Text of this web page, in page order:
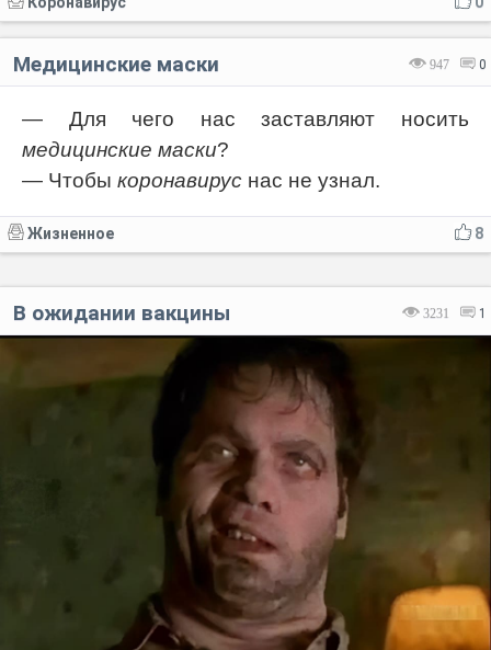
947 0
Медицинские маски
— Для чего нас заставляют носить
медицинские маски?
— Чтобы коронавирус нас не узнал.
8
Жизненное
3231 1
В ожидании вакцины